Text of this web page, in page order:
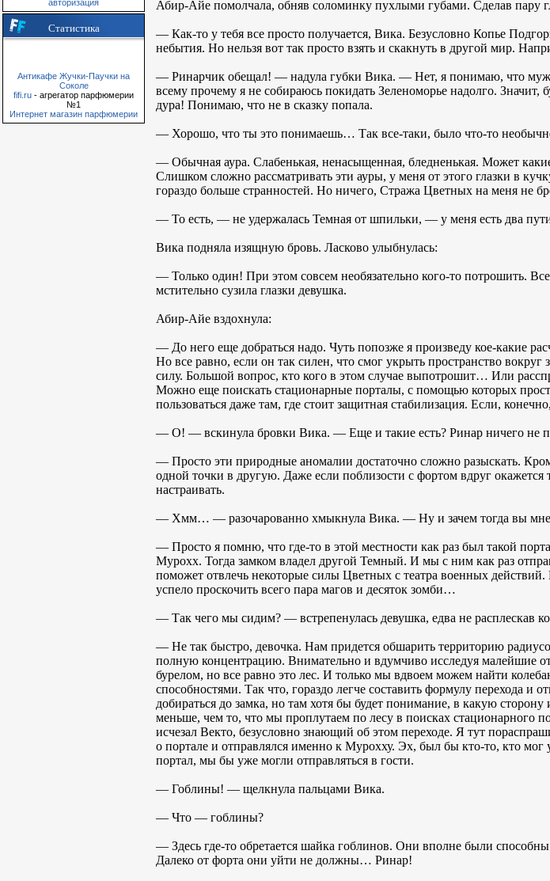
авторизация
Статистика
Антикафе Жучки-Паучки на
Соколе
fifi.ru - агрегатор парфюмерии
№1
Интернет магазин парфюмерии
Абир-Айе помолчала, обняв соломинку пухлыми губами. Сделав пару
— Как-то у тебя все просто получается, Вика. Безусловно Копье
небытия. Но нельзя вот так просто взять и скакнуть в другой мир.
— Ринарчик обещал! — надула губки Вика. — Нет, я понимаю, что
всему прочему я не собираюсь покидать Зеленоморье надолго.
дура! Понимаю, что не в сказку попала.
— Хорошо, что ты это понимаешь… Так все-таки, было что-то
— Обычная аура. Слабенькая, ненасыщенная, бледненькая. Может
Слишком сложно рассматривать эти ауры, у меня от этого глазки в
гораздо больше странностей. Но ничего, Стража Цветных на меня не
— То есть, — не удержалась Темная от шпильки, — у меня есть два
Вика подняла изящную бровь. Ласково улыбнулась:
— Только один! При этом совсем необязательно кого-то потрошить.
мстительно сузила глазки девушка.
Абир-Айе вздохнула:
— До него еще добраться надо. Чуть попозже я произведу кое-какие
Но все равно, если он так силен, что смог укрыть пространство
силу. Большой вопрос, кто кого в этом случае выпотрошит… Или
Можно еще поискать стационарные порталы, с помощью которых
пользоваться даже там, где стоит защитная стабилизация. Если,
— О! — вскинула бровки Вика. — Еще и такие есть? Ринар ничего не
— Просто эти природные аномалии достаточно сложно разыскать.
одной точки в другую. Даже если поблизости с фортом вдруг окажется
настраивать.
— Хмм… — разочарованно хмыкнула Вика. — Ну и зачем тогда вы мне
— Просто я помню, что где-то в этой местности как раз был такой
Мурохх. Тогда замком владел другой Темный. И мы с ним как раз
поможет отвлечь некоторые силы Цветных с театра военных
успело проскочить всего пара магов и десяток зомби…
— Так чего мы сидим? — встрепенулась девушка, едва не расплескав
— Не так быстро, девочка. Нам придется обшарить территорию
полную концентрацию. Внимательно и вдумчиво исследуя малейшие
бурелом, но все равно это лес. И только мы вдвоем можем найти
способностями. Так что, гораздо легче составить формулу перехода и
добираться до замка, но там хотя бы будет понимание, в какую
меньше, чем то, что мы проплутаем по лесу в поисках стационарного
исчезал Векто, безусловно знающий об этом переходе. Я тут
о портале и отправлялся именно к Мурохху. Эх, был бы кто-то, кто мог
портал, мы бы уже могли отправляться в гости.
— Гоблины! — щелкнула пальцами Вика.
— Что — гоблины?
— Здесь где-то обретается шайка гоблинов. Они вполне были способны
Далеко от форта они уйти не должны… Ринар!